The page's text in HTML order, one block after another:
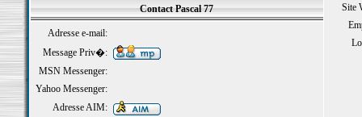
Site
Contact Pascal 77
Adresse e-mail:
Message Priv�:
MSN Messenger:
Yahoo Messenger:
Adresse AIM: